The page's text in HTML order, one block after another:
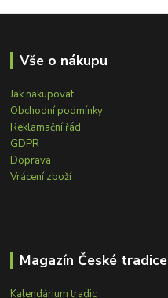
Vše o nákupu
Jak nakupovat
Obchodní podmínky
Reklamační řád
GDPR
Doprava
Vrácení zboží
Magazín České tradice
Kalendárium tradic